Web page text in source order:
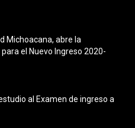
Michoacana, abre la
el Nuevo Ingreso 2020-
al Examen de ingreso a